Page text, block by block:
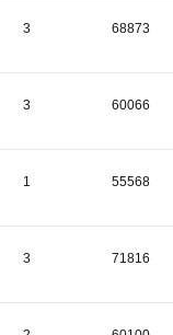
3 68873
3 60066
1 55568
3 71816